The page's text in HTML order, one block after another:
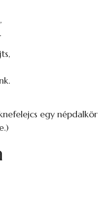
egy népdalkör